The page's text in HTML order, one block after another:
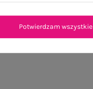
Potwierdzam wszystkie